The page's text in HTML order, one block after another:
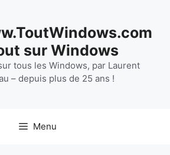
sur Windows
tous les Windows, par Laurent
– depuis plus de 25 ans !
Menu